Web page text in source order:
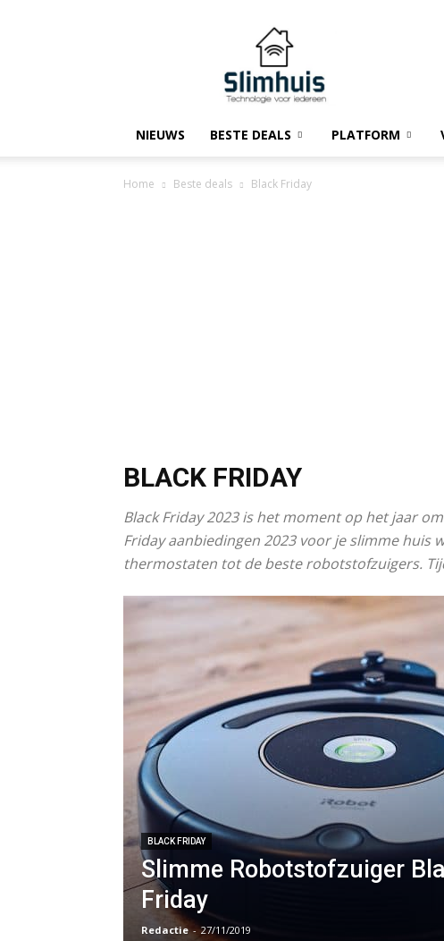
Slimhuis.tech
NIEUWS BESTE DEALS PLATFORM
Home Beste deals Black Friday
BLACK FRIDAY
Black Friday 2023 is het moment op het jaar
Friday aanbiedingen 2023 voor je slimme huis
thermostaten tot de beste robotstofzuigers.
BLACK FRIDAY
Slimme Robotstofzuiger
Friday
Redactie - 27/11/2019